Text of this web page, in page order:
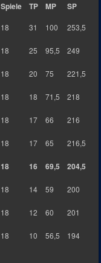
Spiele TP MP SP
18 31 100 253,5
18 25 95,5 249
18 20 75 221,5
18 18 71,5 218
18 17 66 216
18 17 65 216,5
18 16 69,5 204,5
18 14 59 200
18 12 60 201
18 10 56,5 194